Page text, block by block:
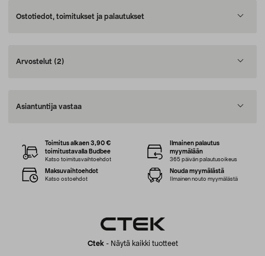
Ostotiedot, toimitukset ja palautukset
Arvostelut (2)
Asiantuntija vastaa
Ctek- Näytä kaikki tuotteet
Toimitus alkaen 3,90 €
toimitustavalla Budbee
Katso toimitusvaihtoehdot
Ilmainen palautus
myymälään
365 päivän palautusoikeus
Maksuvaihtoehdot
Katso ostoehdot
Nouda myymälästä
Ilmainen nouto myymälästä